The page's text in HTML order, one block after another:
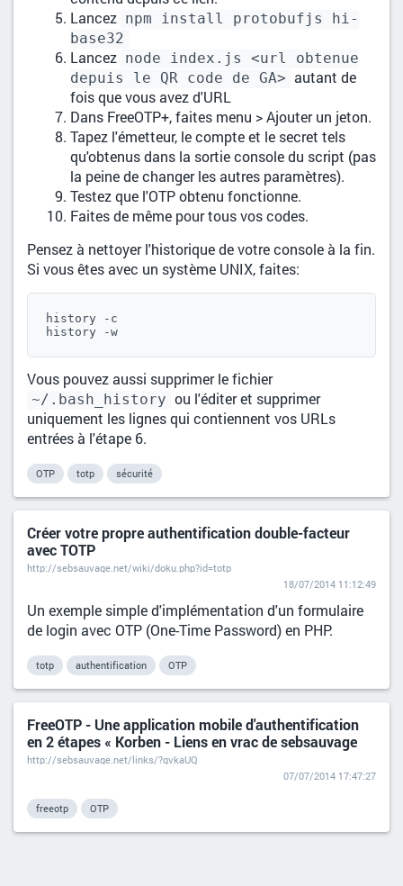
Lancez npm install protobufjs hi-
base32
Lancez node index.js <url obtenue
depuis le QR code de GA> autant de
fois que vous avez d'URL
Dans FreeOTP+, faites menu > Ajouter un jeton.
Tapez l'émetteur, le compte et le secret tels
qu'obtenus dans la sortie console du script (pas
la peine de changer les autres paramètres).
Testez que l'OTP obtenu fonctionne.
Faites de même pour tous vos codes.
Pensez à nettoyer l'historique de votre console à la fin.
Si vous êtes avec un système UNIX, faites:
history -c
history -w
Vous pouvez aussi supprimer le fichier
~/.bash_history ou l'éditer et supprimer
uniquement les lignes qui contiennent vos URLs
entrées à l'étape 6.
OTP totp sécurité
Créer votre propre authentification double-facteur
avec TOTP
http://sebsauvage.net/wiki/doku.php?id=totp
18/07/2014 11:12:49
Un exemple simple d'implémentation d'un formulaire
de login avec OTP (One-Time Password) en PHP.
totp authentification OTP
FreeOTP - Une application mobile d'authentification
en 2 étapes « Korben - Liens en vrac de sebsauvage
http://sebsauvage.net/links/?qvkaUQ
07/07/2014 17:47:27
freeotp OTP